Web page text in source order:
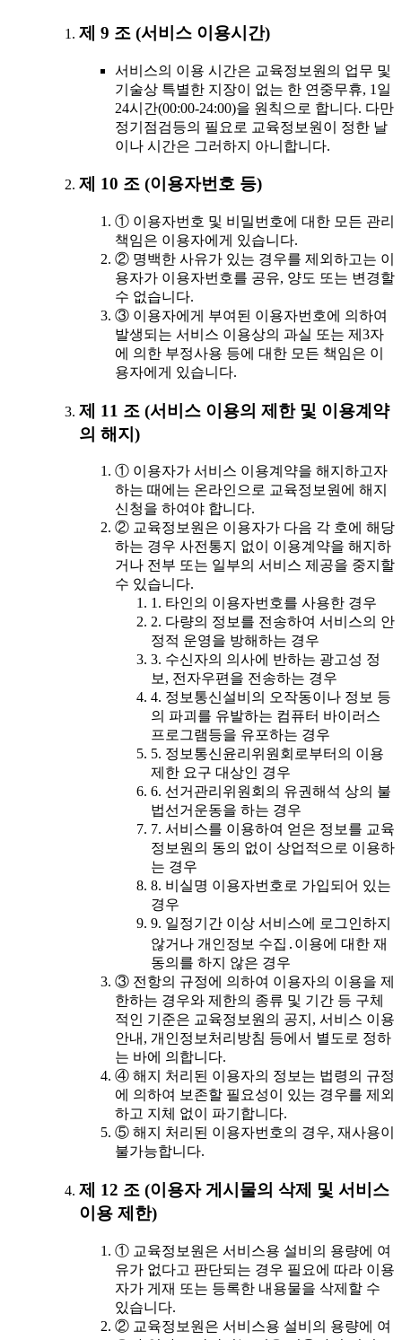
제 9 조 (서비스 이용시간)
서비스의 이용 시간은 교육정보원의 업무 및
기술상 특별한 지장이 없는 한 연중무휴, 1일
24시간(00:00-24:00)을 원칙으로 합니다. 다만
정기점검등의 필요로 교육정보원이 정한 날
이나 시간은 그러하지 아니합니다.
제 10 조 (이용자번호 등)
① 이용자번호 및 비밀번호에 대한 모든 관리
책임은 이용자에게 있습니다.
② 명백한 사유가 있는 경우를 제외하고는 이
용자가 이용자번호를 공유, 양도 또는 변경할
수 없습니다.
③ 이용자에게 부여된 이용자번호에 의하여
발생되는 서비스 이용상의 과실 또는 제3자
에 의한 부정사용 등에 대한 모든 책임은 이
용자에게 있습니다.
제 11 조 (서비스 이용의 제한 및 이용계약
의 해지)
① 이용자가 서비스 이용계약을 해지하고자
하는 때에는 온라인으로 교육정보원에 해지
신청을 하여야 합니다.
② 교육정보원은 이용자가 다음 각 호에 해당
하는 경우 사전통지 없이 이용계약을 해지하
거나 전부 또는 일부의 서비스 제공을 중지할
수 있습니다.
1. 타인의 이용자번호를 사용한 경우
2. 다량의 정보를 전송하여 서비스의 안
정적 운영을 방해하는 경우
3. 수신자의 의사에 반하는 광고성 정
보, 전자우편을 전송하는 경우
4. 정보통신설비의 오작동이나 정보 등
의 파괴를 유발하는 컴퓨터 바이러스
프로그램등을 유포하는 경우
5. 정보통신윤리위원회로부터의 이용
제한 요구 대상인 경우
6. 선거관리위원회의 유권해석 상의 불
법선거운동을 하는 경우
7. 서비스를 이용하여 얻은 정보를 교육
정보원의 동의 없이 상업적으로 이용하
는 경우
8. 비실명 이용자번호로 가입되어 있는
경우
9. 일정기간 이상 서비스에 로그인하지
않거나 개인정보 수집․이용에 대한 재
동의를 하지 않은 경우
③ 전항의 규정에 의하여 이용자의 이용을 제
한하는 경우와 제한의 종류 및 기간 등 구체
적인 기준은 교육정보원의 공지, 서비스 이용
안내, 개인정보처리방침 등에서 별도로 정하
는 바에 의합니다.
④ 해지 처리된 이용자의 정보는 법령의 규정
에 의하여 보존할 필요성이 있는 경우를 제외
하고 지체 없이 파기합니다.
⑤ 해지 처리된 이용자번호의 경우, 재사용이
불가능합니다.
제 12 조 (이용자 게시물의 삭제 및 서비스
이용 제한)
① 교육정보원은 서비스용 설비의 용량에 여
유가 없다고 판단되는 경우 필요에 따라 이용
자가 게재 또는 등록한 내용물을 삭제할 수
있습니다.
② 교육정보원은 서비스용 설비의 용량에 여